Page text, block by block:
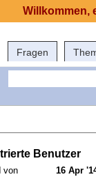
Fragen
Benutzer
von
16 Apr
Willkommen,